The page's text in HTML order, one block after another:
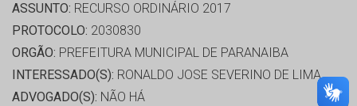
ASSUNTO: RECURSO ORDINÁRIO 2017
PROTOCOLO: 2030830
ORGÃO: PREFEITURA MUNICIPAL DE PARANAIBA
INTERESSADO(S): RONALDO JOSE SEVERINO DE LIMA
ADVOGADO(S): NÃO HÁ